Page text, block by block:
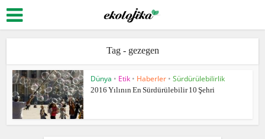
Tag - gezegen
Dünya • Etik • Haberler • Sürdürülebilirlik
2016 Yılının En Sürdürülebilir 10 Şehri